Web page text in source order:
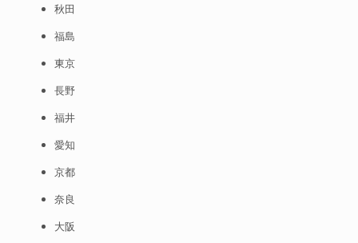
秋田
福島
東京
長野
福井
愛知
京都
奈良
大阪